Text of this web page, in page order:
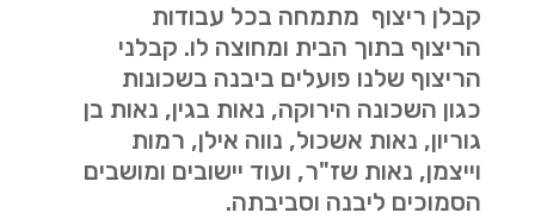
קבלן ריצוף מתמחה בכל עבודות
הריצוף בתוך הבית ומחוצה לו. קבלני
הריצוף שלנו פועלים ביבנה בשכונות
כגון השכונה הירוקה, נאות בגין, נאות בן
גוריון, נאות אשכול, נווה אילן, רמות
וייצמן, נאות שז"ר, ועוד יישובים ומושבים
הסמוכים ליבנה וסביבתה.